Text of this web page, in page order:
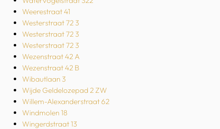
Weerestraat 41
Westerstraat 72 3
Westerstraat 72 3
Westerstraat 72 3
Wezenstraat 42 A
Wezenstraat 42 B
Wibautlaan 3
Wijde Geldelozepad 2 ZW
Willem-Alexanderstraat 62
Windmolen 18
Wingerdstraat 13